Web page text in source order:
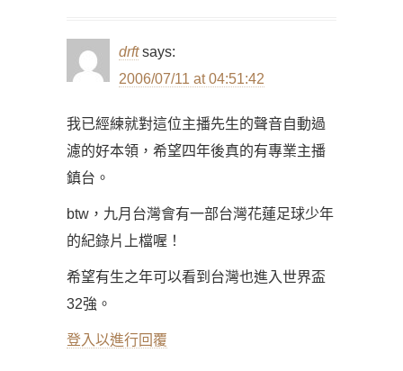
drft says:
2006/07/11 at 04:51:42
我已經練就對這位主播先生的聲音自動過
濾的好本領，希望四年後真的有專業主播
鎮台。
btw，九月台灣會有一部台灣花蓮足球少年
的紀錄片上檔喔！
希望有生之年可以看到台灣也進入世界盃
32強。
登入以進行回覆